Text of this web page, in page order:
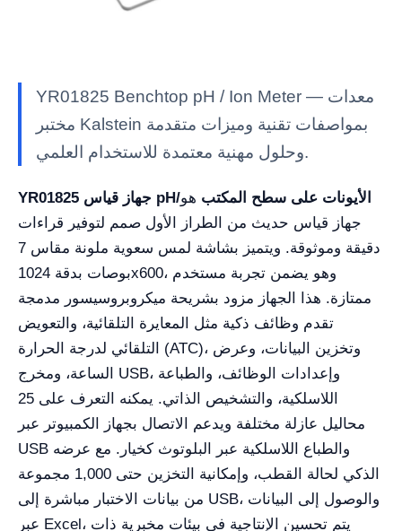
YR01825 Benchtop pH / Ion Meter — معدات
مختبر Kalstein بمواصفات تقنية وميزات متقدمة
وحلول مهنية معتمدة للاستخدام العلمي.
YR01825 جهاز قياس pH/الأيونات على سطح المكتب هو
جهاز قياس حديث من الطراز الأول صمم لتوفير قراءات
دقيقة وموثوقة. ويتميز بشاشة لمس سعوية ملونة مقاس 7
بوصات بدقة 1024x600، وهو يضمن تجربة مستخدم
ممتازة. هذا الجهاز مزود بشريحة ميكروبروسيسور مدمجة
تقدم وظائف ذكية مثل المعايرة التلقائية، والتعويض
التلقائي لدرجة الحرارة (ATC)، وتخزين البيانات، وعرض
الساعة، ومخرج USB، وإعدادات الوظائف، والطباعة
اللاسلكية، والتشخيص الذاتي. يمكنه التعرف على 25
محاليل عازلة مختلفة ويدعم الاتصال بجهاز الكمبيوتر عبر
USB والطباع اللاسلكية عبر البلوتوث كخيار. مع عرضه
الذكي لحالة القطب، وإمكانية التخزين حتى 1,000 مجموعة
من بيانات الاختبار مباشرة إلى USB، والوصول إلى البيانات
عبر Excel، يتم تحسين الإنتاجية في بيئات مخبرية ذات